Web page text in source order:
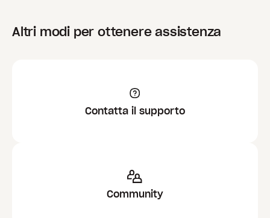
Altri modi per ottenere assistenza
Contatta il supporto
Community